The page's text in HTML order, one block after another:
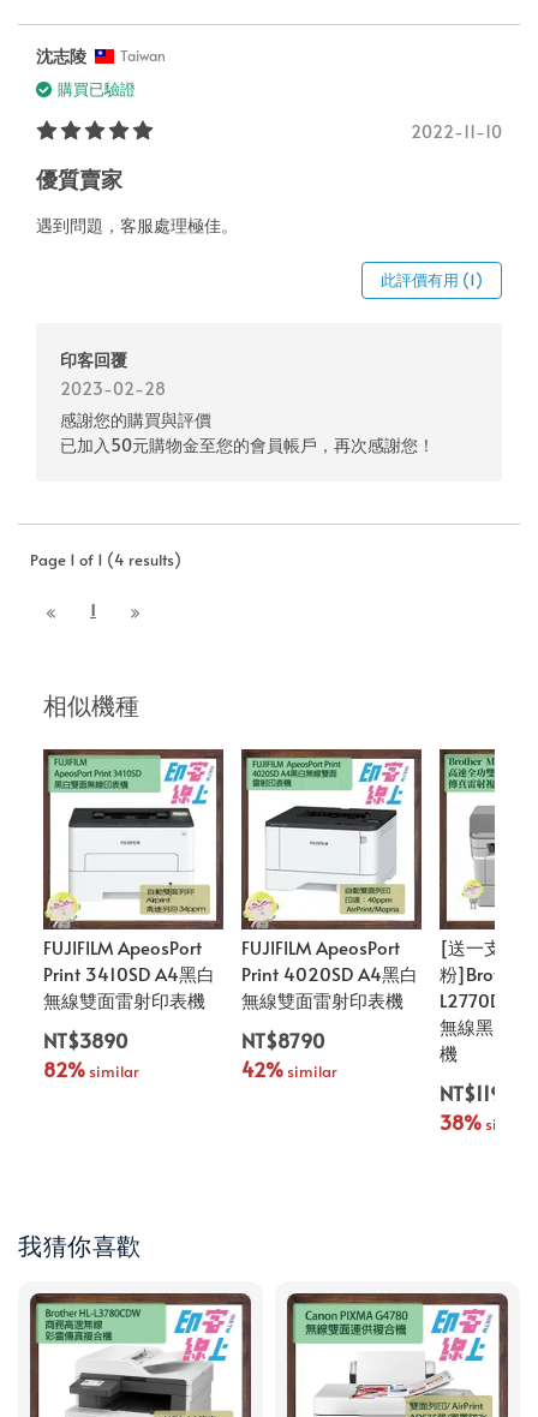
沈志陵 Taiwan
購買已驗證
2022-11-10
優質賣家
遇到問題，客服處理極佳。
此評價有用 (1)
印客回覆
2023-02-28
感謝您的購買與評價
已加入50元購物金至您的會員帳戶，再次感謝您！
Page 1 of 1 (4 results)
1
相似機種
FUJIFILM ApeosPort
Print 3410SD A4黑白
無線雙面雷射印表機
NT$3890
82% similar
FUJIFILM ApeosPort
Print 4020SD A4黑白
無線雙面雷射印表機
NT$8790
42% similar
[送一支原
粉]Brother
L2770DW
無線黑白雷
機
NT$11900
38% similar
我猜你喜歡